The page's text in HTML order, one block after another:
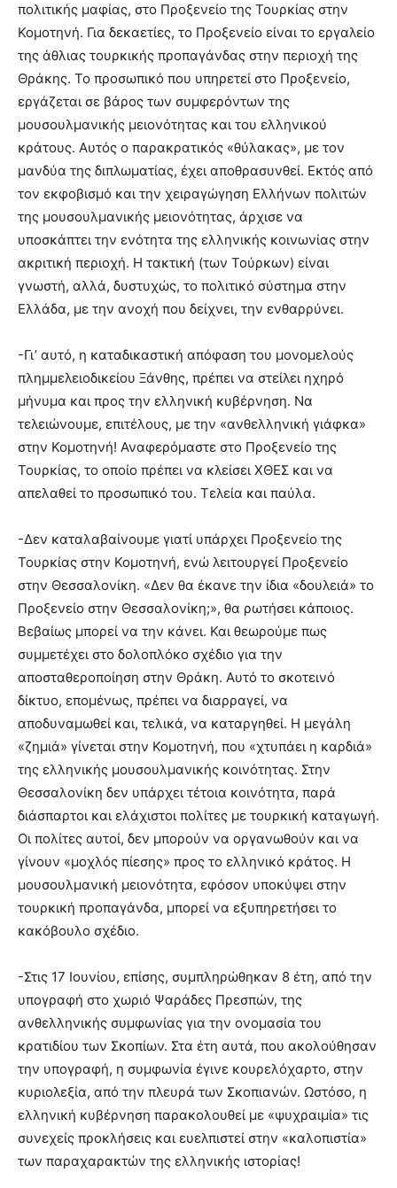
πολιτικής μαφίας, στο Προξενείο της Τουρκίας στην
Κομοτηνή. Για δεκαετίες, το Προξενείο είναι το εργαλείο
της άθλιας τουρκικής προπαγάνδας στην περιοχή της
Θράκης. Το προσωπικό που υπηρετεί στο Προξενείο,
εργάζεται σε βάρος των συμφερόντων της
μουσουλμανικής μειονότητας και του ελληνικού
κράτους. Αυτός ο παρακρατικός «θύλακας», με τον
μανδύα της διπλωματίας, έχει αποθρασυνθεί. Εκτός από
τον εκφοβισμό και την χειραγώγηση Ελλήνων πολιτών
της μουσουλμανικής μειονότητας, άρχισε να
υποσκάπτει την ενότητα της ελληνικής κοινωνίας στην
ακριτική περιοχή. Η τακτική (των Τούρκων) είναι
γνωστή, αλλά, δυστυχώς, το πολιτικό σύστημα στην
Ελλάδα, με την ανοχή που δείχνει, την ενθαρρύνει.
-Γι’ αυτό, η καταδικαστική απόφαση του μονομελούς
πλημμελειοδικείου Ξάνθης, πρέπει να στείλει ηχηρό
μήνυμα και προς την ελληνική κυβέρνηση. Να
τελειώνουμε, επιτέλους, με την «ανθελληνική γιάφκα»
στην Κομοτηνή! Αναφερόμαστε στο Προξενείο της
Τουρκίας, το οποίο πρέπει να κλείσει ΧΘΕΣ και να
απελαθεί το προσωπικό του. Τελεία και παύλα.
-Δεν καταλαβαίνουμε γιατί υπάρχει Προξενείο της
Τουρκίας στην Κομοτηνή, ενώ λειτουργεί Προξενείο
στην Θεσσαλονίκη. «Δεν θα έκανε την ίδια «δουλειά» το
Προξενείο στην Θεσσαλονίκη;», θα ρωτήσει κάποιος.
Βεβαίως μπορεί να την κάνει. Και θεωρούμε πως
συμμετέχει στο δολοπλόκο σχέδιο για την
αποσταθεροποίηση στην Θράκη. Αυτό το σκοτεινό
δίκτυο, επομένως, πρέπει να διαρραγεί, να
αποδυναμωθεί και, τελικά, να καταργηθεί. Η μεγάλη
«ζημιά» γίνεται στην Κομοτηνή, που «χτυπάει η καρδιά»
της ελληνικής μουσουλμανικής κοινότητας. Στην
Θεσσαλονίκη δεν υπάρχει τέτοια κοινότητα, παρά
διάσπαρτοι και ελάχιστοι πολίτες με τουρκική καταγωγή.
Οι πολίτες αυτοί, δεν μπορούν να οργανωθούν και να
γίνουν «μοχλός πίεσης» προς το ελληνικό κράτος. Η
μουσουλμανική μειονότητα, εφόσον υποκύψει στην
τουρκική προπαγάνδα, μπορεί να εξυπηρετήσει το
κακόβουλο σχέδιο.
-Στις 17 Ιουνίου, επίσης, συμπληρώθηκαν 8 έτη, από την
υπογραφή στο χωριό Ψαράδες Πρεσπών, της
ανθελληνικής συμφωνίας για την ονομασία του
κρατιδίου των Σκοπίων. Στα έτη αυτά, που ακολούθησαν
την υπογραφή, η συμφωνία έγινε κουρελόχαρτο, στην
κυριολεξία, από την πλευρά των Σκοπιανών. Ωστόσο, η
ελληνική κυβέρνηση παρακολουθεί με «ψυχραιμία» τις
συνεχείς προκλήσεις και ευελπιστεί στην «καλοπιστία»
των παραχαρακτών της ελληνικής ιστορίας!